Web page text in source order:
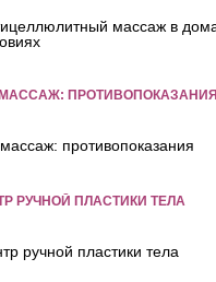
МАССАЖ: ПРОТИВОПОКАЗАНИЯ
РУЧНОЙ ПЛАСТИКИ ТЕЛА